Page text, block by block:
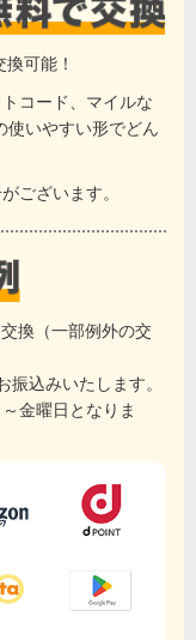
可能！
コード、マイルな
使いやすい形でどん
ございます。
換（一部例外の交
込みいたします。
金曜日となりま